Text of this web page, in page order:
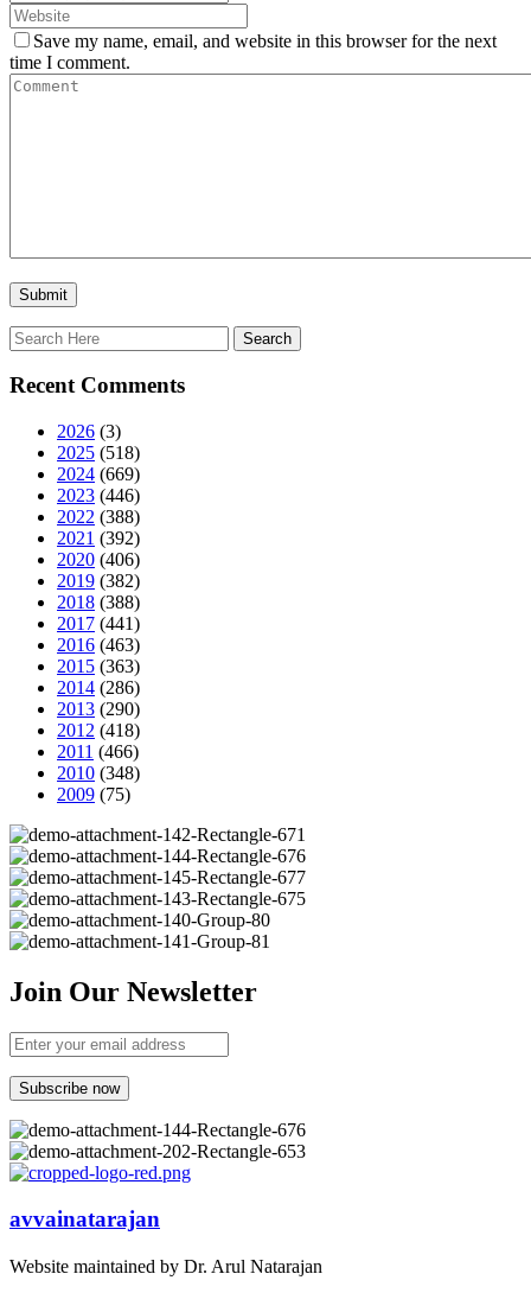
Save my name, email, and website in this browser for the next
time I comment.
Recent Comments
2026 (3)
2025 (518)
2024 (669)
2023 (446)
2022 (388)
2021 (392)
2020 (406)
2019 (382)
2018 (388)
2017 (441)
2016 (463)
2015 (363)
2014 (286)
2013 (290)
2012 (418)
2011 (466)
2010 (348)
2009 (75)
Join Our Newsletter
avvainatarajan
Website maintained by Dr. Arul Natarajan